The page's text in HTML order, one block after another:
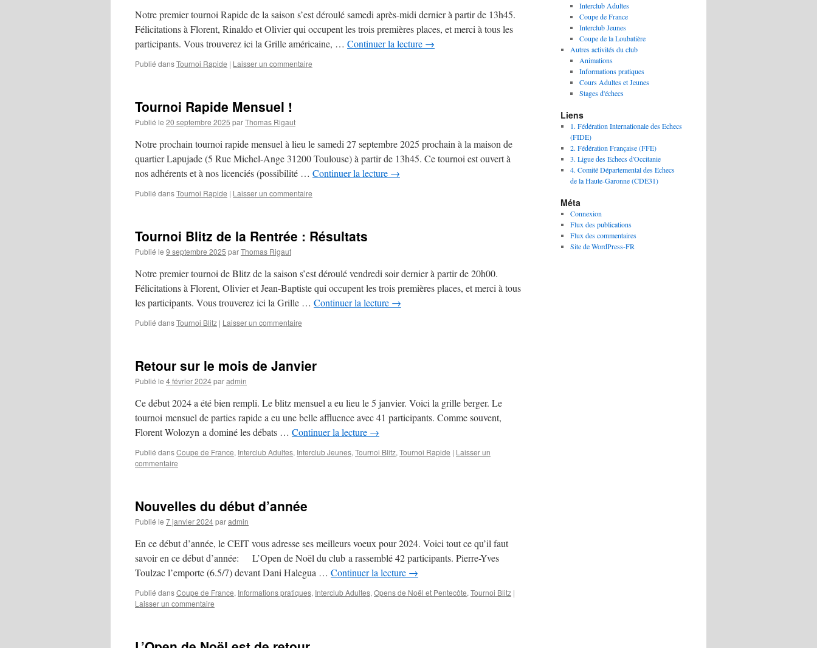
Notre premier tournoi Rapide de la saison s’est déroulé samedi après-midi dernier à partir de 13h45.
Félicitations à Florent, Rinaldo et Olivier qui occupent les trois premières places, et merci à tous les
participants. Vous trouverez ici la Grille américaine, … Continuer la lecture →
Publié dansTournoi Rapide | Laisser un commentaire
Tournoi Rapide Mensuel !
Publié le 20 septembre 2025 parThomas Rigaut
Notre prochain tournoi rapide mensuel à lieu le samedi 27 septembre 2025 prochain à la maison de
quartier Lapujade (5 Rue Michel-Ange 31200 Toulouse) à partir de 13h45. Ce tournoi est ouvert à
nos adhérents et à nos licenciés (possibilité … Continuer la lecture →
Publié dansTournoi Rapide | Laisser un commentaire
Tournoi Blitz de la Rentrée : Résultats
Publié le 9 septembre 2025 parThomas Rigaut
Notre premier tournoi de Blitz de la saison s’est déroulé vendredi soir dernier à partir de 20h00.
Félicitations à Florent, Olivier et Jean-Baptiste qui occupent les trois premières places, et merci à tous
les participants. Vous trouverez ici la Grille … Continuer la lecture →
Publié dansTournoi Blitz | Laisser un commentaire
Retour sur le mois de Janvier
Publié le 4 février 2024paradmin
Ce début 2024 a été bien rempli. Le blitz mensuel a eu lieu le 5 janvier. Voici la grille berger. Le
tournoi mensuel de parties rapide a eu une belle affluence avec 41 participants. Comme souvent,
Florent Wolozyn a dominé les débats … Continuer la lecture →
Publié dansCoupe de France, Interclub Adultes, Interclub Jeunes, Tournoi Blitz, Tournoi Rapide | Laisser un
commentaire
Nouvelles du début d’année
Publié le 7 janvier 2024paradmin
En ce début d’année, le CEIT vous adresse ses meilleurs voeux pour 2024. Voici tout ce qu’il faut
savoir en ce début d’année: L’Open de Noël du club a rassemblé 42 participants. Pierre-Yves
Toulzac l’emporte (6.5/7) devant Dani Halegua … Continuer la lecture →
Publié dansCoupe de France, Informations pratiques, Interclub Adultes, Opens de Noël et Pentecôte, Tournoi Blitz |
Laisser un commentaire
Interclub Adultes
Coupe de France
Interclub Jeunes
Coupe de la Loubatière
Autres activités du club
Animations
Informations pratiques
Cours Adultes et Jeunes
Stages d'échecs
Liens
1. Fédération Internationale des Echecs
(FIDE)
2. Fédération Française (FFE)
3. Ligue des Echecs d'Occitanie
4. Comité Départemental des Echecs
de la Haute-Garonne (CDE31)
Méta
Connexion
Flux des publications
Flux des commentaires
Site de WordPress-FR